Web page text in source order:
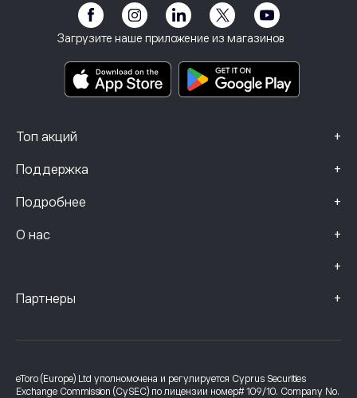
Загрузите наше приложение из магазинов
Топ акций +
Поддержка +
Подробнее +
О нас +
+
Положения и условия
Основные информационные документы
Данные о жалобах (клиенты FCA)
Партнеры +
Инвестиционное страхование
eToro (Europe) Ltd уполномочена и регулируется Cyprus Securities
Exchange Commission (CySEC) по лицензии номер# 109/10. Company No.